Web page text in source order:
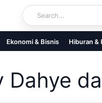
Ekonomi & Bisnis Hiburan &
Dahye